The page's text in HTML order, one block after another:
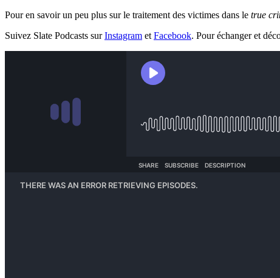
Pour en savoir un peu plus sur le traitement des victimes dans le true
Suivez Slate Podcasts surInstagram et Facebook. Pour échanger et